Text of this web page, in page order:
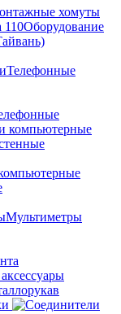
Оборудование
Телефонные
компьютерные
Мультиметры